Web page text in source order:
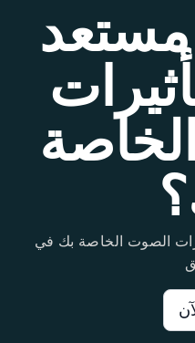
الصوت الخاصة بك في